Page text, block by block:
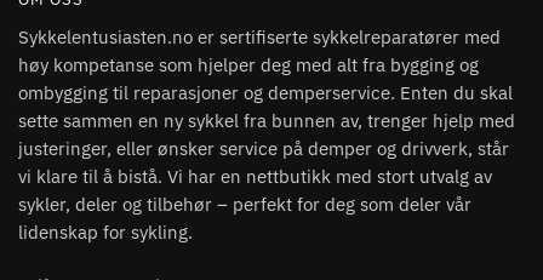
Sykkelentusiasten.no er sertifiserte sykkelreparatører med
høy kompetanse som hjelper deg med alt fra bygging og
ombygging til reparasjoner og demperservice. Enten du skal
sette sammen en ny sykkel fra bunnen av, trenger hjelp med
justeringer, eller ønsker service på demper og drivverk, står
vi klare til å bistå. Vi har en nettbutikk med stort utvalg av
sykler, deler og tilbehør – perfekt for deg som deler vår
lidenskap for sykling.